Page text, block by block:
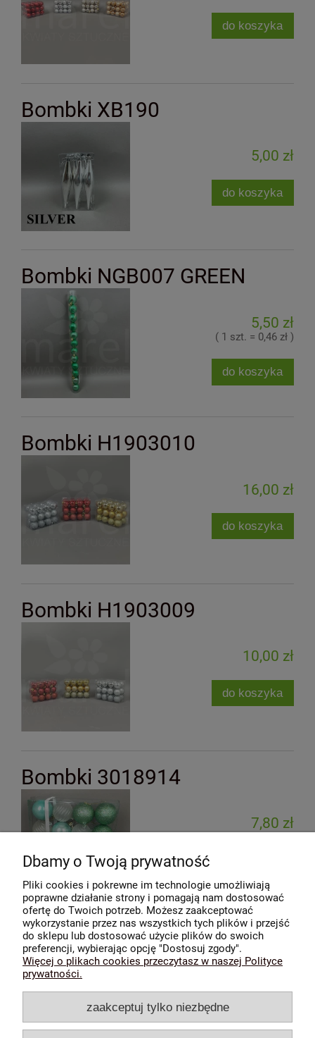
do koszyka
Bombki XB190
5,00 zł
do koszyka
Bombki NGB007 GREEN
5,50 zł
( 1 szt. = 0,46 zł )
do koszyka
Bombki H1903010
16,00 zł
do koszyka
Bombki H1903009
10,00 zł
do koszyka
Bombki 3018914
7,80 zł
Moje konto
Płatności i dostawa
Dbamy o Twoją prywatność
Pliki cookies i pokrewne im technologie umożliwiają
poprawne działanie strony i pomagają nam dostosować
ofertę do Twoich potrzeb. Możesz zaakceptować
wykorzystanie przez nas wszystkich tych plików i przejść
do sklepu lub dostosować użycie plików do swoich
preferencji, wybierając opcję "Dostosuj zgody".
Więcej o plikach cookies przeczytasz w naszej Polityce
prywatności.
zaakceptuj tylko niezbędne